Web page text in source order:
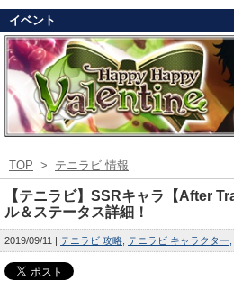
イベント
TOP > テニラビ 情報
【テニラビ】SSRキャラ【After
ル＆ステータス詳細！
2019/09/11 テニラビ 攻略 テニラビ キャラクター